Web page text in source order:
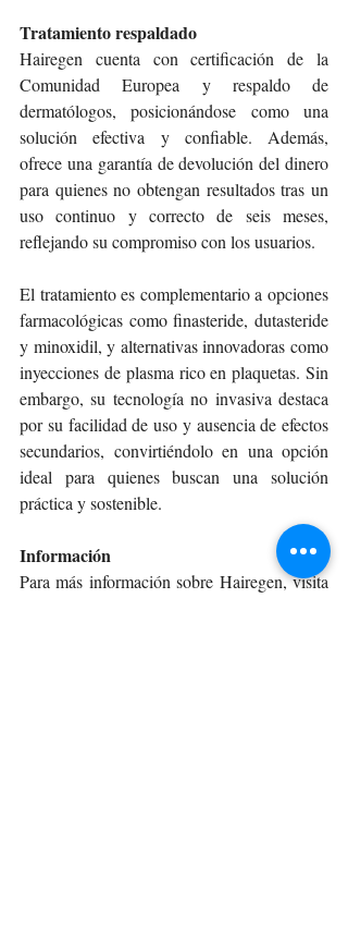
Tratamiento respaldado
Hairegen cuenta con certificación de la
Comunidad Europea y respaldo de
dermatólogos, posicionándose como una
solución efectiva y confiable. Además,
ofrece una garantía de devolución del dinero
para quienes no obtengan resultados tras un
uso continuo y correcto de seis meses,
reflejando su compromiso con los usuarios.
El tratamiento es complementario a opciones
farmacológicas como finasteride, dutasteride
y minoxidil, y alternativas innovadoras como
inyecciones de plasma rico en plaquetas. Sin
embargo, su tecnología no invasiva destaca
por su facilidad de uso y ausencia de efectos
secundarios, convirtiéndolo en una opción
ideal para quienes buscan una solución
práctica y sostenible.
Información
Para más información sobre Hairegen, visita